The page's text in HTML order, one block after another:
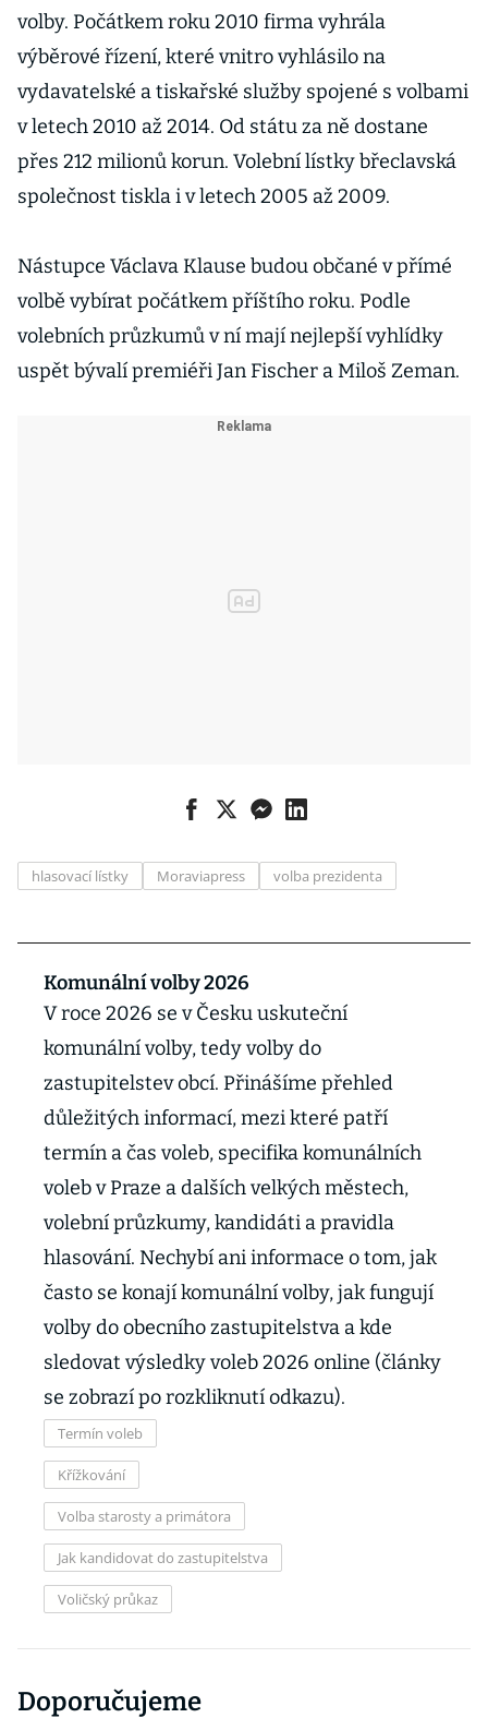
volby. Počátkem roku 2010 firma vyhrála
výběrové řízení, které vnitro vyhlásilo na
vydavatelské a tiskařské služby spojené s volbami
v letech 2010 až 2014. Od státu za ně dostane
přes 212 milionů korun. Volební lístky břeclavská
společnost tiskla i v letech 2005 až 2009.
Nástupce Václava Klause budou občané v přímé
volbě vybírat počátkem příštího roku. Podle
volebních průzkumů v ní mají nejlepší vyhlídky
uspět bývalí premiéři Jan Fischer a Miloš Zeman.
hlasovací lístky Moraviapress volba prezidenta
Komunální volby 2026
V roce 2026 se v Česku uskuteční
komunální volby, tedy volby do
zastupitelstev obcí. Přinášíme přehled
důležitých informací, mezi které patří
termín a čas voleb, specifika komunálních
voleb v Praze a dalších velkých městech,
volební průzkumy, kandidáti a pravidla
hlasování. Nechybí ani informace o tom, jak
často se konají komunální volby, jak fungují
volby do obecního zastupitelstva a kde
sledovat výsledky voleb 2026 online (články
se zobrazí po rozkliknutí odkazu).
Termín voleb
Křížkování
Volba starosty a primátora
Jak kandidovat do zastupitelstva
Voličský průkaz
Doporučujeme